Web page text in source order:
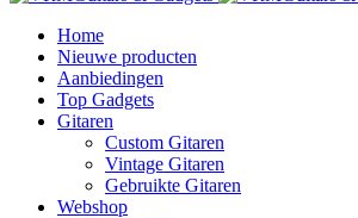
Home
Nieuwe producten
Aanbiedingen
Top Gadgets
Gitaren
Custom Gitaren
Vintage Gitaren
Gebruikte Gitaren
Webshop